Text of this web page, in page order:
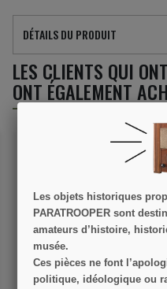
DÉTAILS DU PRODUIT
LES CLIENTS QUI
ONT ÉGALEMENT
Livre, Lieutenant Anna
Scheldorf, A.N.C. Flight
Les objets historiques
PARATROOPER sont
amateurs d’histoire,
musée.
Ces pièces ne font
politique, idéologique ou